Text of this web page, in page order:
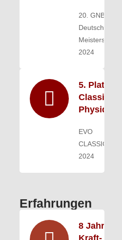
20. GNBF
Deutschen
Meisterschaft
2024
5. Platz -
Classic
Physique
EVO
CLASSIC
2024
Erfah­rungen
8 Jahre
Kraft­